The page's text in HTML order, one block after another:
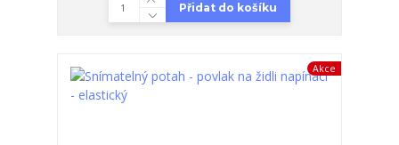
Přidat do košíku
Akce